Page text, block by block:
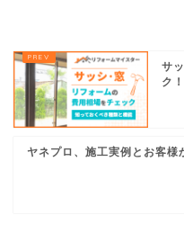
サ
ク
ヤネプロ、施工実例とお客様